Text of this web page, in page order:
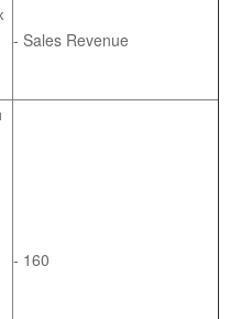
- Sales Revenue
- 160